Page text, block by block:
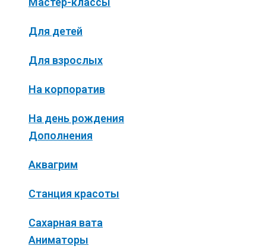
Для детей
Для взрослых
На корпоратив
На день рождения
Дополнения
Аквагрим
Станция красоты
Сахарная вата
Аниматоры